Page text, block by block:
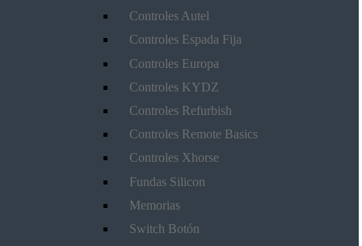
Controles Autel
Controles Espada Fija
Controles Europa
Controles KYDZ
Controles Refurbish
Controles Remote Basics
Controles Xhorse
Fundas Silicon
Memorias
Switch Botón